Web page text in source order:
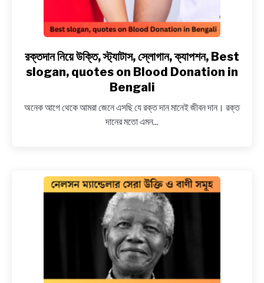
link
to
রক্তদান
উক্তি,
স্ট্যাটাস,
quotes
on
Blood
Donation
in
Bengali
রক্তদান নিয়ে উক্তি, স্ট্যাটাস, স্লোগান, ক্যাপশন, Best
slogan, quotes on Blood Donation in
Bengali
অনেক আগে থেকে আমরা জেনে এসছি যে রক্ত দান মানেই জীবন দান। রক্ত
দানের মতো এমন...